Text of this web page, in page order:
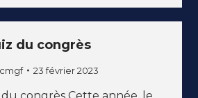
du congrès
cmgf 23 février 2023